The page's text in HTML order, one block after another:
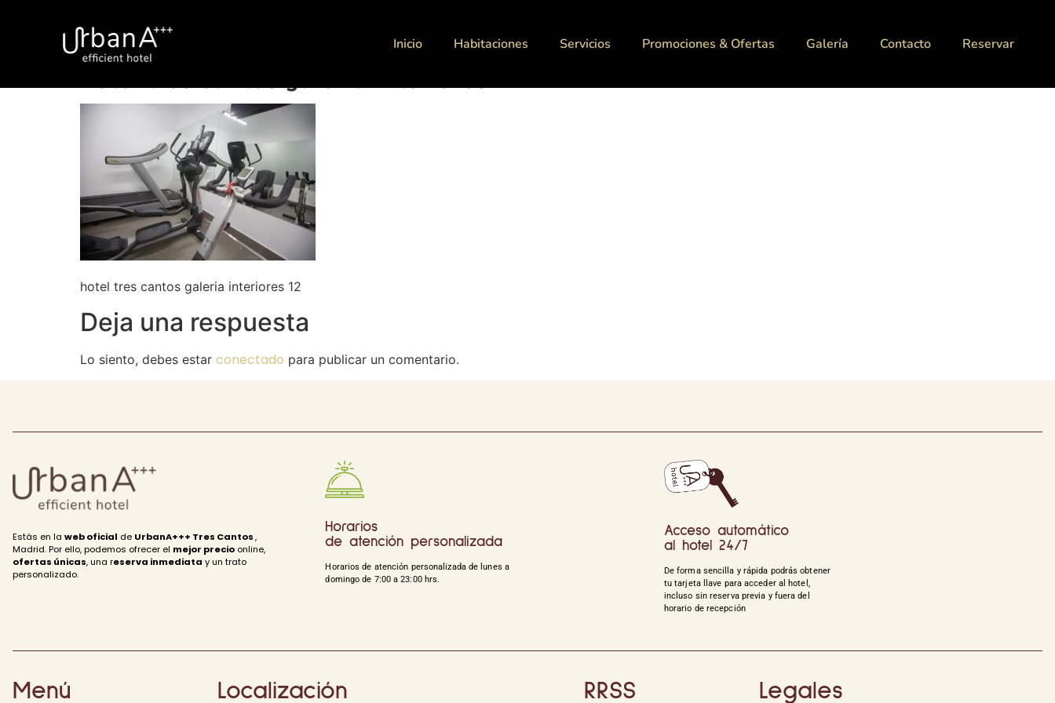
Inicio Habitaciones Servicios Promociones & Ofertas Galería Contacto Reservar
hotel tres cantos galeria interiores 12
hotel tres cantos galeria interiores 12
Deja una respuesta
Lo siento, debes estar conectado para publicar un comentario.
Estás en la web oficial de UrbanA+++ Tres Cantos,
Madrid. Por ello, podemos ofrecer el mejor precio online,
ofertas únicas, una reserva inmediata y un trato
personalizado.
Horarios
de atención personalizada
Horarios de atención personalizada de lunes a
domingo de 7:00 a 23:00 hrs.
Acceso automático
al hotel 24/7
De forma sencilla y rápida podrás obtener
tu tarjeta llave para acceder al hotel,
incluso sin reserva previa y fuera del
horario de recepción
Menú Localización RRSS Legales